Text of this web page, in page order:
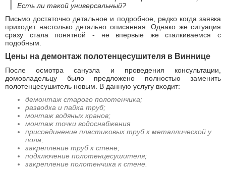
Есть ли такой универсальный?
Письмо достаточно детальное и подробное, редко когда заявка
приходит настолько детально описанная. Однако же ситуация
сразу стала понятной - не впервые же сталкиваемся с
подобным.
Цены на демонтаж полотенцесушителя в Виннице
После осмотра санузла и проведения консультации,
домовладельцу было предложено полностью заменить
полотенцесушитель новым. В данную услугу входит:
демонтаж старого полотенчика;
разводка и пайка труб;
монтаж водяных кранов;
монтаж точки водоснабжения
присоединение пластиковых труб к металлической у
пола;
закрепление труб к стене;
подключение полотенцесушителя;
закрепление полотенчика к стене.